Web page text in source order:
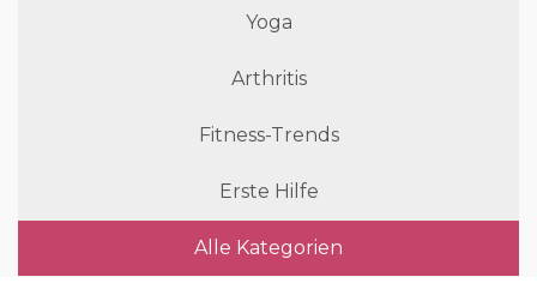
Yoga
Arthritis
Fitness-Trends
Erste Hilfe
Alle Kategorien